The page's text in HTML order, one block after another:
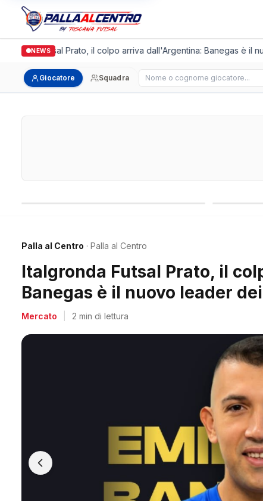
NEWS
Futsal Prato, il colpo arriva dall'Argentina: Banegas è il
Giocatore Squadra Cerca giocatore
Palla al Centro · Palla al Centro
Arpi Nova, il colpo
Berti, il re dei bomber toscani
Mercato 2 min di lettura